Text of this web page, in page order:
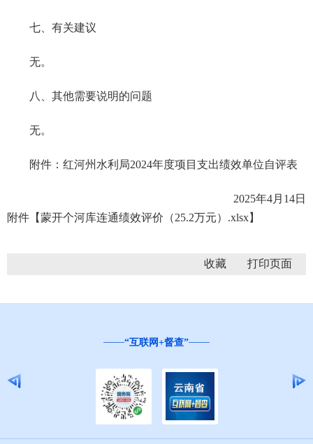
七、有关建议
无。
八、其他需要说明的问题
无。
附件：红河州水利局2024年度项目支出绩效单位自评表
2025年4月14日
附件【蒙开个河库连通绩效评价（25.2万元）.xlsx】
收藏
“互联网+督查”